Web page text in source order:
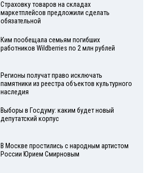
Страховку товаров на складах
маркетплейсов предложили сделать
обязательной
Ким пообещала семьям погибших
работников Wildberries по 2 млн рублей
Регионы получат право исключать
памятники из реестра объектов культурного
наследия
Выборы в Госдуму: каким будет новый
депутатский корпус
В Москве простились с народным артистом
России Юрием Смирновым